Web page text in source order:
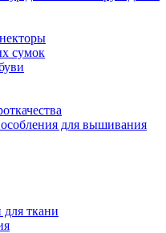
сумок
для вышивания
ткани